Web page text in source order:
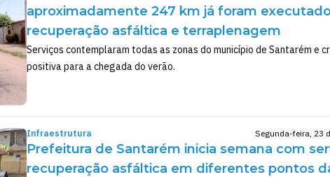
aproximadamente 247 km já foram
recuperação asfáltica e terraplenagem
Serviços contemplaram todas as zonas do município de Santarém e
positiva para a chegada do verão.
Infraestrutura Segunda-feira, 23
Prefeitura de Santarém inicia semana com
recuperação asfáltica em diferentes pontos